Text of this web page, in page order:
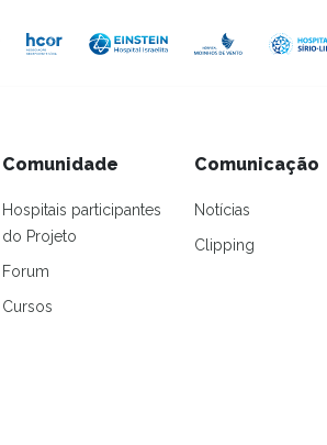
Comunidade
Hospitais participantes
do Projeto
Forum
Cursos
Comunicação
Notícias
Clipping